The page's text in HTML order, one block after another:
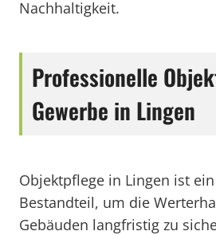
Nachhaltigkeit.
Professionelle
Gewerbe in Lingen
Objektpflege in Lingen ist
Bestandteil, um die
Gebäuden langfristig zu